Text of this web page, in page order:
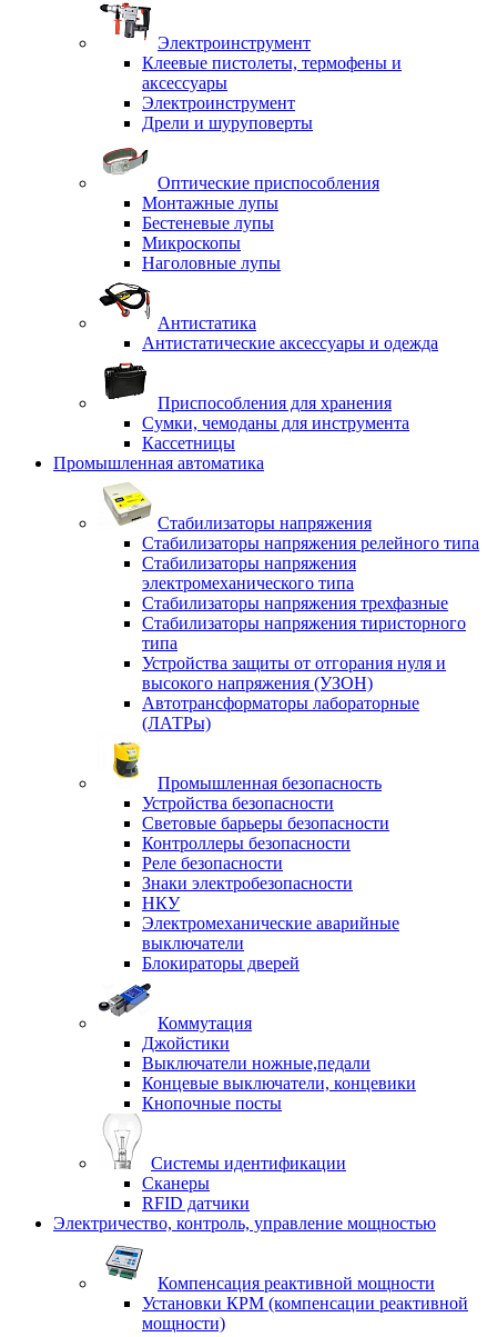
Электроинструмент
Клеевые пистолеты, термофены и
аксессуары
Электроинструмент
Дрели и шуруповерты
Оптические приспособления
Монтажные лупы
Бестеневые лупы
Микроскопы
Наголовные лупы
Антистатика
Антистатические аксессуары и одежда
Приспособления для хранения
Сумки, чемоданы для инструмента
Кассетницы
Промышленная автоматика
Стабилизаторы напряжения
Стабилизаторы напряжения релейного типа
Стабилизаторы напряжения
электромеханического типа
Стабилизаторы напряжения трехфазные
Стабилизаторы напряжения тиристорного
типа
Устройства защиты от отгорания нуля и
высокого напряжения (УЗОН)
Автотрансформаторы лабораторные
(ЛАТРы)
Промышленная безопасность
Устройства безопасности
Световые барьеры безопасности
Контроллеры безопасности
Реле безопасности
Знаки электробезопасности
НКУ
Электромеханические аварийные
выключатели
Блокираторы дверей
Коммутация
Джойстики
Выключатели ножные,педали
Концевые выключатели, концевики
Кнопочные посты
Системы идентификации
Сканеры
RFID датчики
Электричество, контроль, управление мощностью
Компенсация реактивной мощности
Установки КРМ (компенсации реактивной
мощности)